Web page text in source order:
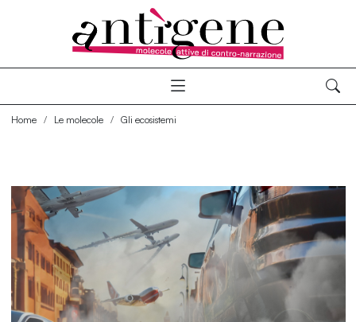
Home Le molecole Gli ecosistemi